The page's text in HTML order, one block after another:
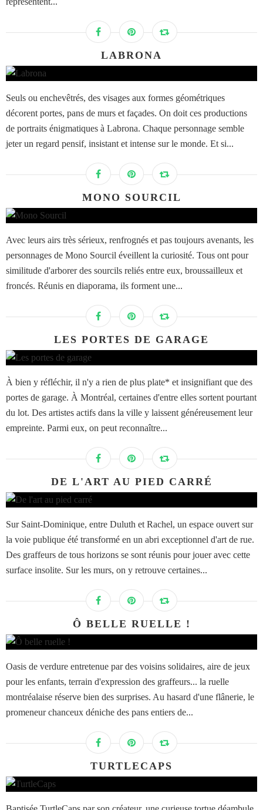
LABRONA
Seuls ou enchevêtrés, des visages aux formes géométriques
décorent portes, pans de murs et façades. On doit ces productions
de portraits énigmatiques à Labrona. Chaque personnage semble
jeter un regard pensif, insistant et intense sur le monde. Et si...
MONO SOURCIL
Avec leurs airs très sérieux, renfrognés et pas toujours avenants, les
personnages de Mono Sourcil éveillent la curiosité. Tous ont pour
similitude d'arborer des sourcils reliés entre eux, broussailleux et
froncés. Réunis en diaporama, ils forment une...
LES PORTES DE GARAGE
À bien y réfléchir, il n'y a rien de plus plate* et insignifiant que des
portes de garage. À Montréal, certaines d'entre elles sortent pourtant
du lot. Des artistes actifs dans la ville y laissent généreusement leur
empreinte. Parmi eux, on peut reconnaître...
DE L'ART AU PIED CARRÉ
Sur Saint-Dominique, entre Duluth et Rachel, un espace ouvert sur
la voie publique été transformé en un abri exceptionnel d'art de rue.
Des graffeurs de tous horizons se sont réunis pour jouer avec cette
surface insolite. Sur les murs, on y retrouve certaines...
Ô BELLE RUELLE !
Oasis de verdure entretenue par des voisins solidaires, aire de jeux
pour les enfants, terrain d'expression des graffeurs... la ruelle
montréalaise réserve bien des surprises. Au hasard d'une flânerie, le
promeneur chanceux déniche des pans entiers de...
TURTLECAPS